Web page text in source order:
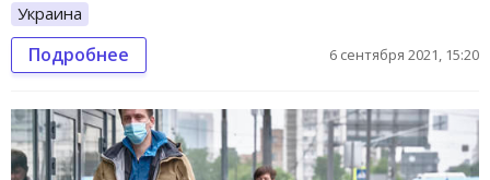
Украина
Подробнее 6 сентября 2021, 15:20